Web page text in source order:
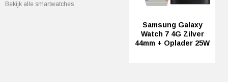
Bekijk alle smartwatches
Samsung Galaxy
Watch 7 4G Zilver
44mm + Oplader 25W